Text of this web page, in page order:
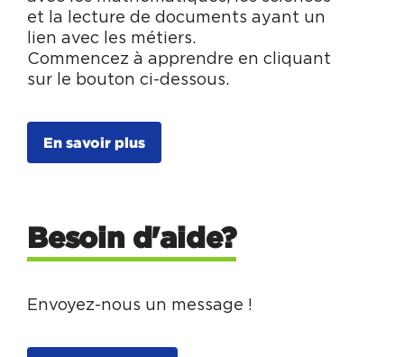
et la lecture de documents ayant un
lien avec les métiers.
Commencez à apprendre en cliquant
sur le bouton ci-dessous.
En savoir plus
Besoin d'aide?
Envoyez-nous un message !